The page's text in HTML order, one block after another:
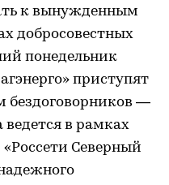
к вынужденным
добросовестных
понедельник
приступят
бездоговорников —
в рамках
Северный